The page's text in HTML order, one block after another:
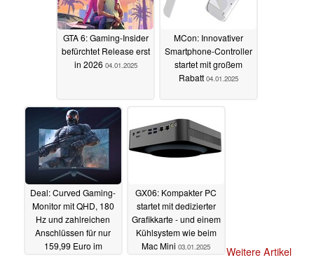
GTA 6: Gaming-Insider
befürchtet Release erst
in 2026 04.01.2025
MCon: Innovativer
Smartphone-Controller
startet mit großem
Rabatt 04.01.2025
Deal: Curved Gaming-
Monitor mit QHD, 180
Hz und zahlreichen
Anschlüssen für nur
159,99 Euro im
GX06: Kompakter PC
startet mit dedizierter
Grafikkarte - und einem
Kühlsystem wie beim
Mac Mini 03.01.2025
Weitere Artikel